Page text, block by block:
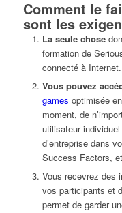
Comment le
sont les
La seule chose
formation de
connecté à Internet.
Vous pouvez
games optimisée
moment, de
utilisateur
d’entreprise dans
Success Factors,
Vous recevrez des
vos participants et
permet de garder